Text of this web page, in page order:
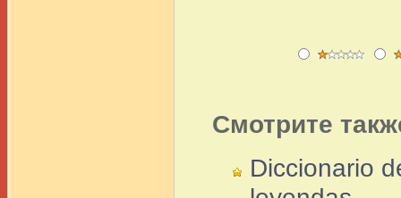
Смотрите
Diccionario